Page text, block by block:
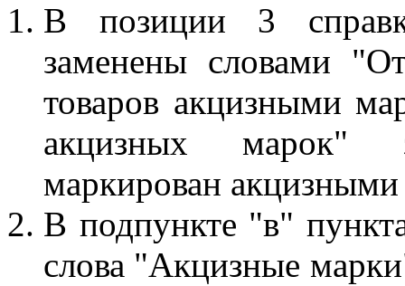
В позиции 3
заменены словами
товаров акцизными
акцизных марок"
маркирован
В подпункте "в"
слова "Акцизные